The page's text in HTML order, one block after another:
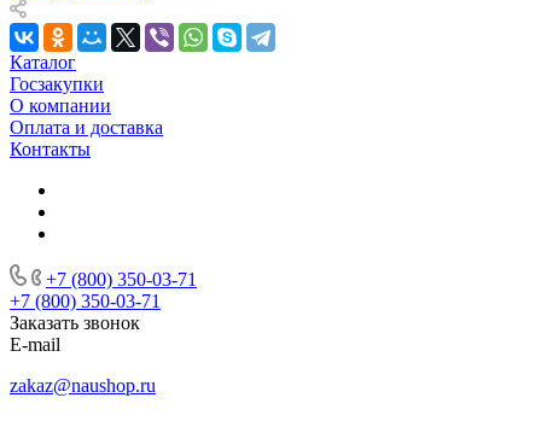
Каталог
Госзакупки
О компании
Оплата и доставка
Контакты
+7 (800) 350-03-71
+7 (800) 350-03-71
Заказать звонок
E-mail
zakaz@naushop.ru